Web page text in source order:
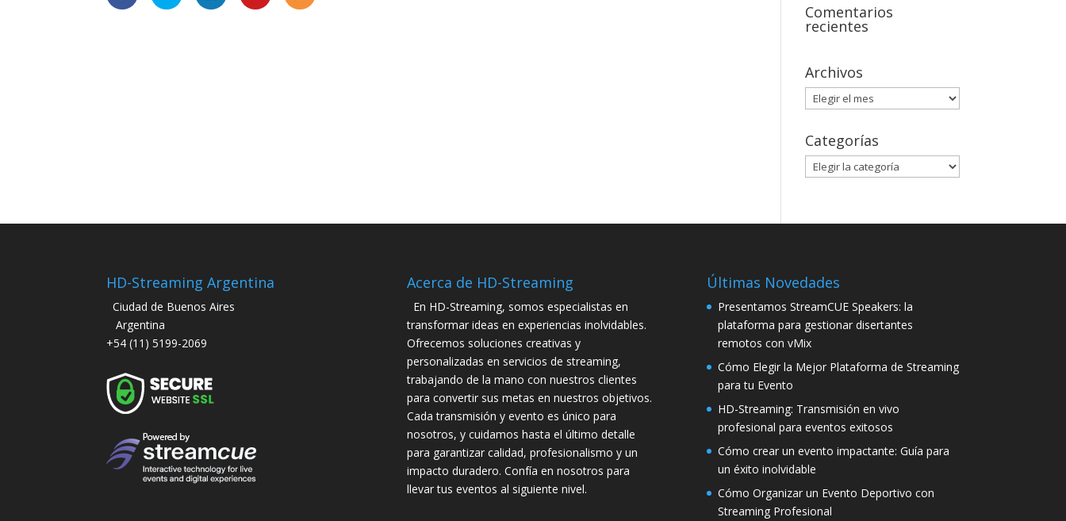
Comentarios
recientes
Archivos
Archivos
Categorías
Categorías
HD-Streaming Argentina
Ciudad de Buenos Aires
Argentina
+54 (11) 5199-2069
Acerca de HD-Streaming
En HD-Streaming, somos especialistas en
transformar ideas en experiencias inolvidables.
Ofrecemos soluciones creativas y
personalizadas en servicios de streaming,
trabajando de la mano con nuestros clientes
para convertir sus metas en nuestros objetivos.
Cada transmisión y evento es único para
nosotros, y cuidamos hasta el último detalle
para garantizar calidad, profesionalismo y un
impacto duradero. Confía en nosotros para
llevar tus eventos al siguiente nivel.
Últimas Novedades
Presentamos StreamCUE Speakers: la
plataforma para gestionar disertantes
remotos con vMix
Cómo Elegir la Mejor Plataforma de Streaming
para tu Evento
HD-Streaming: Transmisión en vivo
profesional para eventos exitosos
Cómo crear un evento impactante: Guía para
un éxito inolvidable
Cómo Organizar un Evento Deportivo con
Streaming Profesional